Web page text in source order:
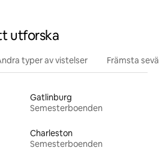
utforska
typer av vistelser Främsta
Gatlinburg
Semesterboenden
Charleston
Semesterboenden